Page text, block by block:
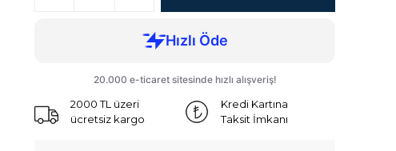
2000 TL üzeri
ücretsiz kargo
Kredi Kartına
Taksit İmkanı